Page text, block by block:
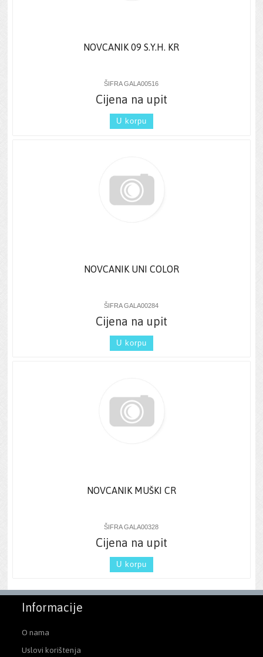
NOVCANIK 09 S.Y.H. KR
ŠIFRA GALA00516
Cijena na upit
U korpu
NOVCANIK UNI COLOR
ŠIFRA GALA00284
Cijena na upit
U korpu
NOVCANIK MUŠKI CR
ŠIFRA GALA00328
Cijena na upit
U korpu
Informacije
O nama
Uslovi korištenja